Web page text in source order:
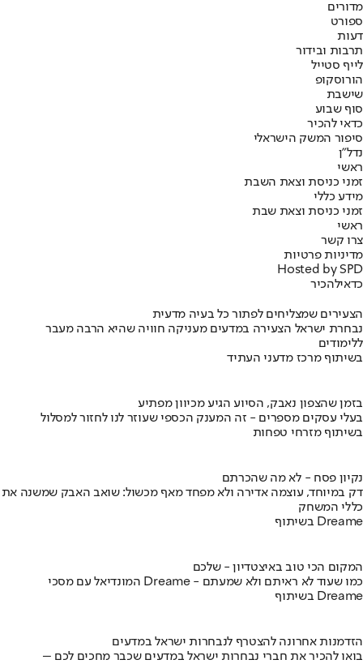
מדורים
ספורט
דעות
תרבות ובידור
לייף סטייל
הורוסקופ
שישבת
סוף שבוע
כדאי להכיר
סיפור המשק הישראלי
נדל"ן
ראשי
זמני כניסת וצאת השבת
מידע כללי
זמני כניסת וצאת שבת
ראשי
צרו קשר
מדיניות פרטיות
Hosted by SPD
כדאילהכיר
הצעירים שמצליחים לפתור כל בעיה מדעית
נבחרת ישראל הצעירה במדעים מעניקה חוויה שהיא הרבה מעבר
ללימודים
בשיתוף מרכז מדעני העתיד
בזמן שהצפון נאבק, הסיוע הגיע מכיוון מפתיע
בעלי עסקים מספרים - זה המענק הכספי שעוזר לנו לחזור למסלול
בשיתוף מזרחי טפחות
נקיון פסח - לא מה שהכרתם
דק במיוחד, עוצמה אדירה ולא מפחד מאף מכשול: שואב האבק שמשנה את
כללי המשחק
בשיתוף Dreame
המקום הכי טוב באיצטדיון - שלכם
המונדיאל עם מסכי Dreame - כמו שעוד לא ראיתם ולא שמעתם
בשיתוף Dreame
הזדמנות אחרונה להצטרף לנבחרות ישראל במדעים
בואו להכיר את חברי נבחרות ישראל במדעים שכבר מחכים לכם –